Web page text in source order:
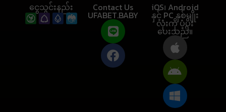
ငွေသွင်းနည်း Contact Us
UFABET.BABY
iOS၊ Android
နှင့် PC နှစ်မျိုး
လုံးကို ပံ့ပိုး
ပေးသည်။